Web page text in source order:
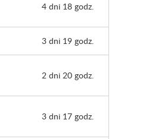
4 dni 18 godz.
3 dni 19 godz.
2 dni 20 godz.
3 dni 17 godz.